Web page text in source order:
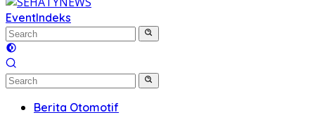
EventIndeks
Berita Otomotif